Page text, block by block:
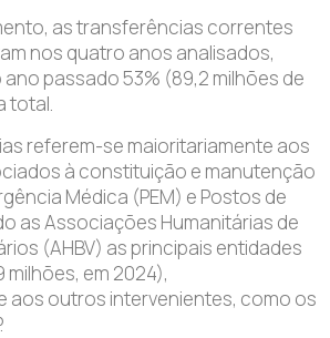
as transferências correntes
nos quatro anos analisados,
passado 53% (89,2 milhões de
total.
referem-se maioritariamente aos
à constituição e manutenção
Médica (PEM) e Postos de
as Associações Humanitárias de
(AHBV) as principais entidades
em 2024),
aos outros intervenientes, como os